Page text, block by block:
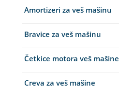
Amortizeri za veš mašinu
Bravice za veš mašinu
Četkice motora veš mašine
Creva za veš mašine